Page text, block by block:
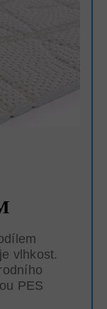
vlhkost.
PES